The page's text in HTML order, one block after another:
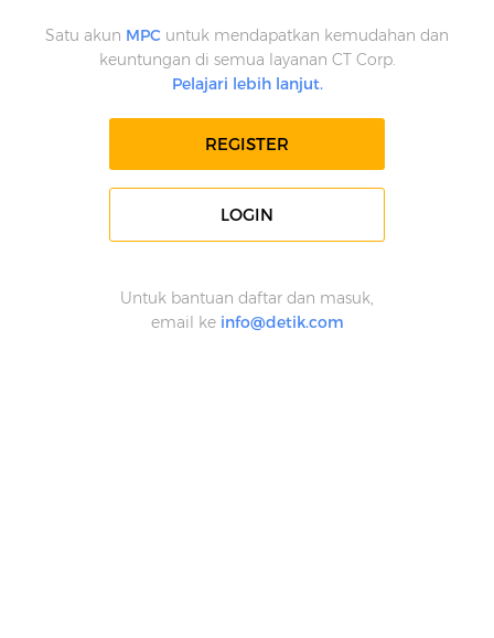
Satu akun MPC untuk mendapatkan kemudahan dan
keuntungan di semua layanan CT Corp.
Pelajari lebih lanjut.
REGISTER
LOGIN
Untuk bantuan daftar dan masuk,
email ke info@detik.com